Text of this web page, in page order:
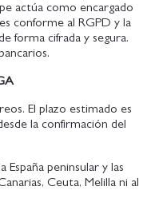
actúa como encargado
conforme al RGPD y la
forma cifrada y segura.
El plazo estimado es
la confirmación del
peninsular y las
Ceuta, Melilla ni al